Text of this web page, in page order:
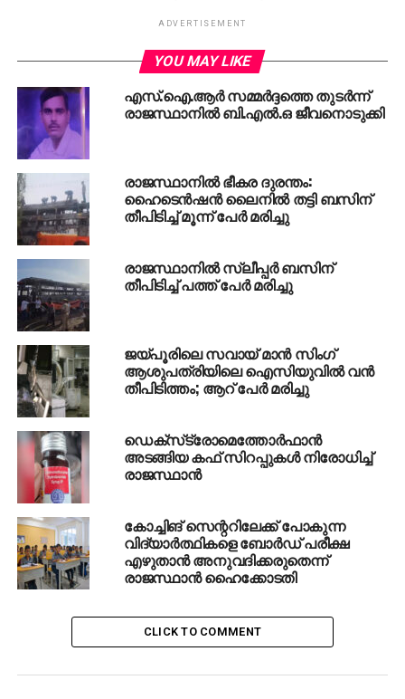
നിയമത്തിന്റെ പരിധിയില്‍ വരിക. മുന്‍ ജീവനക്കാര്‍ക്കും
നിയമത്തിന്റെ ആനുകൂല്യം ലഭിക്കുമെന്ന് എന്‍.ഡി.ടി.വി
റിപ്പോര്‍ട്ട് ചെയ്തു.
ഈ മാസം 23 നു തന്നെ നിയമസഭയില്‍ ഓര്‍ഡിനന്‍സ്
പാസാക്കാന്‍ കഴിയുമെന്നാണ് ബി.ജെ.പി സര്‍ക്കാറിന്റെ
കണക്കുകൂട്ടല്‍. പൊതുജീവനക്കാര്‍ക്കെതിരായ പരാതി
കോടതി കേള്‍ക്കണോ എന്നു തീരുമാനിക്കാന്‍
സര്‍ക്കാറിന് 60 ദിവസം ലഭിക്കും.
അതേസമയം, മജിസ്‌ട്രേറ്റിനോ, മറ്റേതെങ്കിലും
അന്വേഷണ ഏജന്‍സിക്കോ ജഡ്ജിയോ,
പൊതുജീവനക്കാരനോ ആയിരുന്ന വ്യക്തിക്കെതിരെ
അന്വേഷണം നടത്താന്‍ പാടില്ല എന്നാണ്
ഓര്‍ഡിനന്‍സില്‍ പറയുന്നത്.
RELATED TOPICS: RAJASTHAN
UP NEXT
‘കാന്‍സര്‍ നേരത്തെ തിരിച്ചറിയാന്‍’
ബോധവല്‍ക്കരണ ക്യാമ്പ്
DON'T MISS
ഉത്തര്‍പ്രദേശില്‍ ആര്‍.എസ്.എസ് പ്രവര്‍ത്തകന്‍
വെടിയേറ്റു മരിച്ചു
ADVERTISEMENT
YOU MAY LIKE
എസ്.ഐ.ആര്‍ സമ്മര്‍ദ്ദത്തെ തുടര്‍ന്ന്
രാജസ്ഥാനില്‍ ബി.എല്‍.ഒ ജീവനൊടുക്കി
രാജസ്ഥാനില്‍ ഭീകര ദുരന്തം:
ഹൈടെന്‍ഷന്‍ ലൈനില്‍ തട്ടി ബസിന്
തീപിടിച്ച് മൂന്ന് പേര്‍ മരിച്ചു
രാജസ്ഥാനില്‍ സ്ലീപ്പര്‍ ബസിന്
തീപിടിച്ച് പത്ത് പേര്‍ മരിച്ചു
ജയ്പൂരിലെ സവായ് മാന്‍ സിംഗ്
ആശുപത്രിയിലെ ഐസിയുവില്‍ വന്‍
തീപിടിത്തം; ആറ് പേര്‍ മരിച്ചു
ഡെക്സ്‌ട്രോമെത്തോര്‍ഫാന്‍
അടങ്ങിയ കഫ് സിറപ്പുകള്‍ നിരോധിച്ച്
രാജസ്ഥാന്‍
കോച്ചിങ് സെന്ററിലേക്ക് പോകുന്ന
വിദ്യാര്‍ത്ഥികളെ ബോര്‍ഡ് പരീക്ഷ
എഴുതാന്‍ അനുവദിക്കരുതെന്ന്
രാജസ്ഥാന്‍ ഹൈക്കോടതി
CLICK TO COMMENT